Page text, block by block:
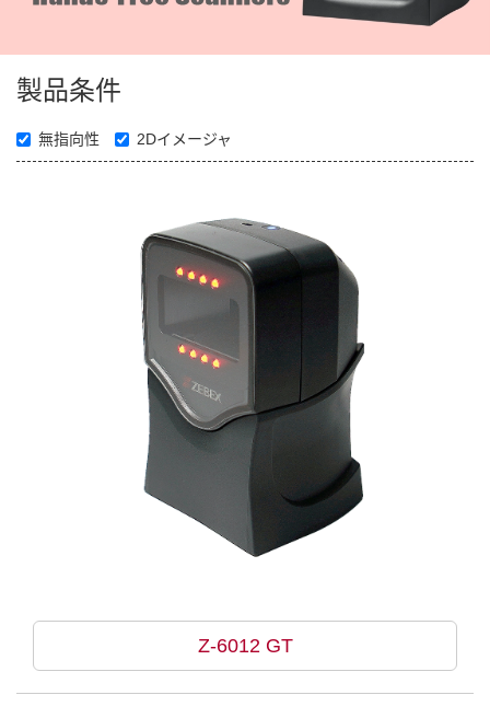
製品条件
無指向性 2Dイメージャ
Z-6012 GT